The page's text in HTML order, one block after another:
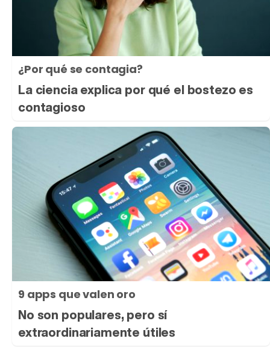
¿Por qué se contagia?
La ciencia explica por qué el bostezo es
contagioso
9 apps que valen oro
No son populares, pero sí
extraordinariamente útiles